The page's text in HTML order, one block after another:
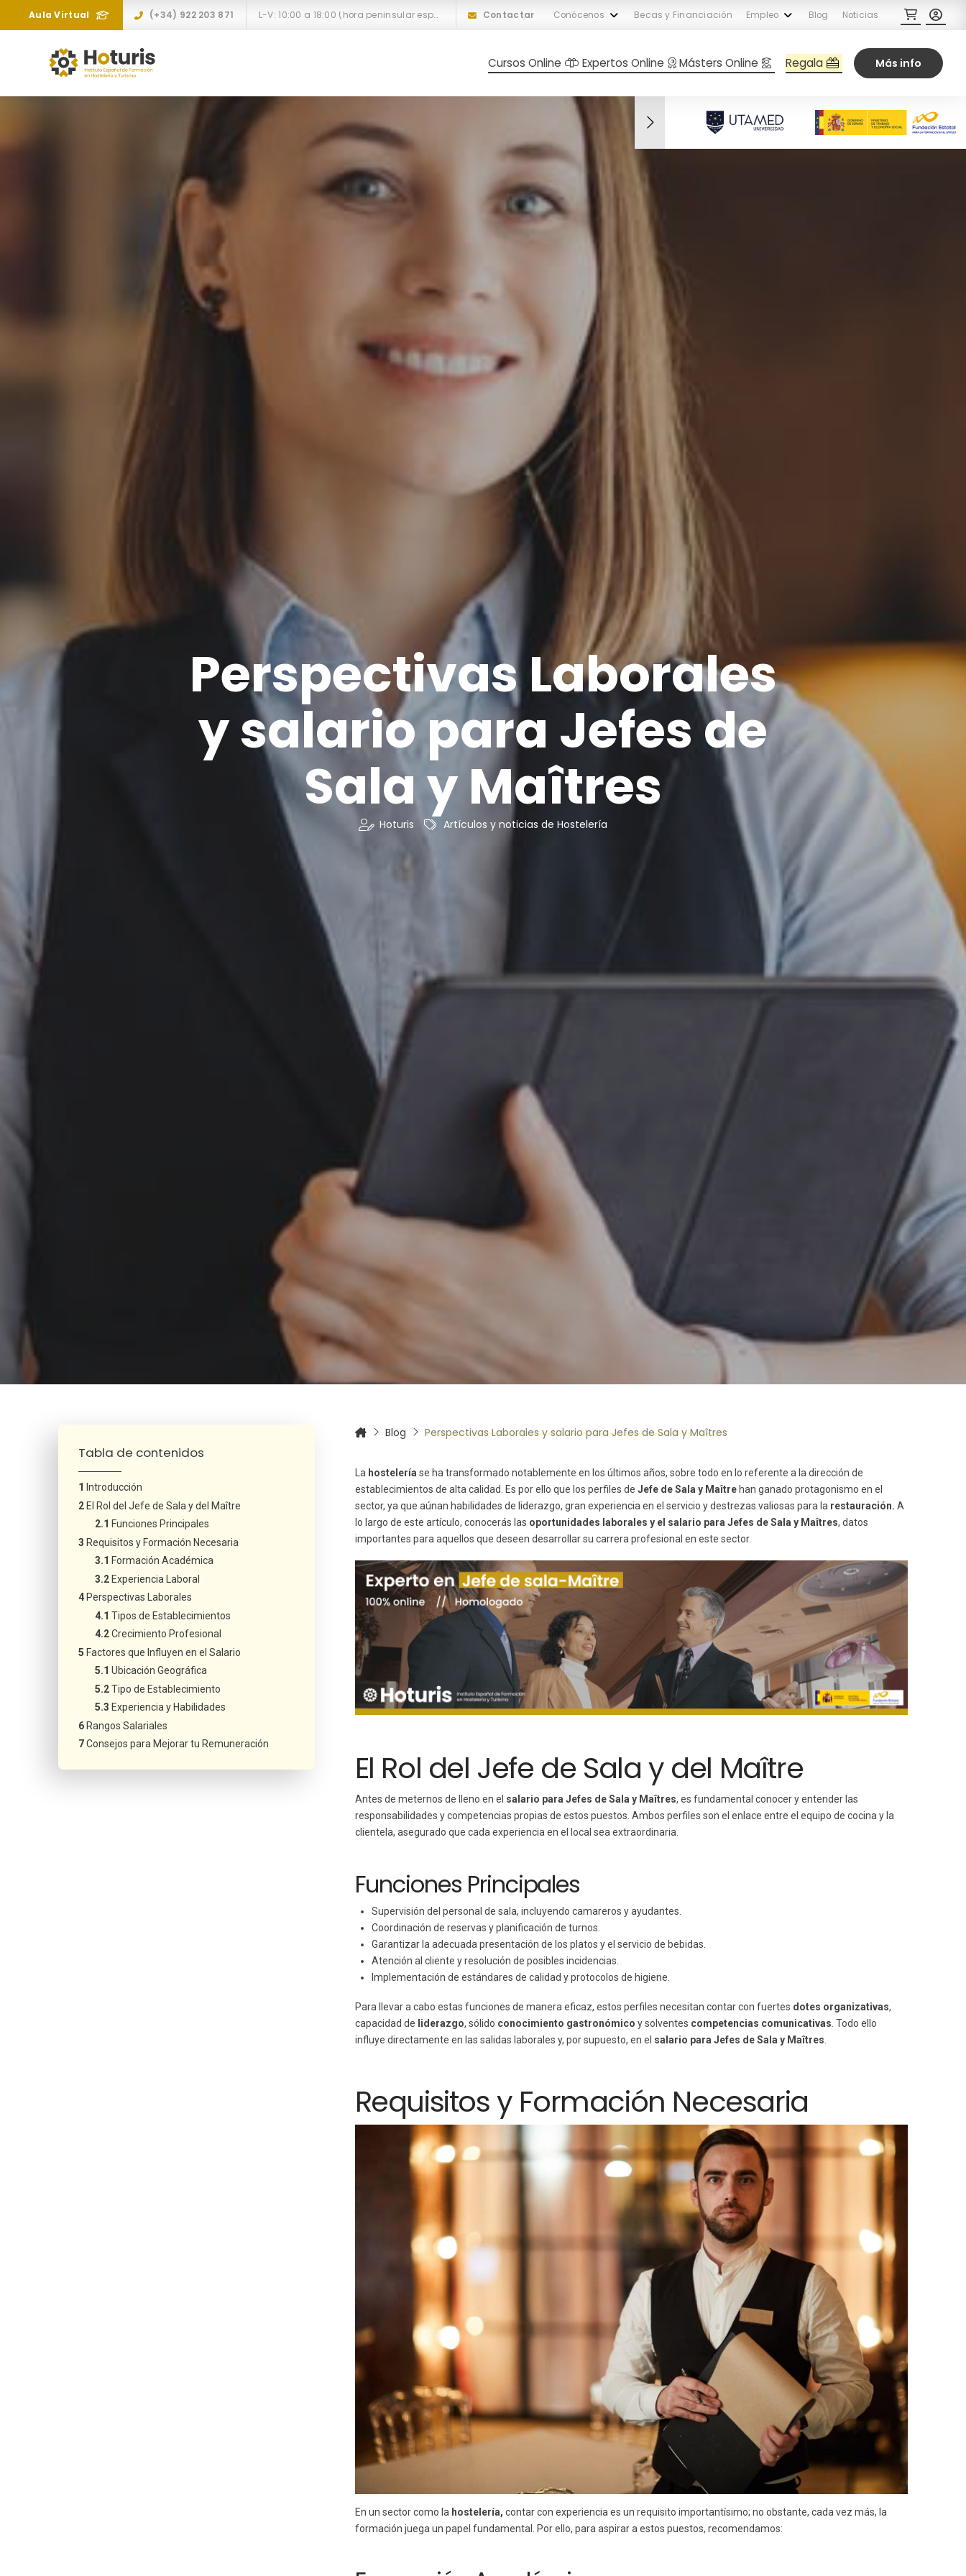
Aula Virtual (+34) 922 203 871 L-V: 10:00 a 18:00 (hora peninsular española) Contactar Conócenos Becas y Financiación Empleo Blog Noticias
Cursos Online Expertos Online Másters Online Regala Más info
Perspectivas Laborales
y salario para Jefes de
Sala y Maîtres
Hoturis Artículos y noticias de Hostelería
Tabla de contenidos
Introducción
El Rol del Jefe de Sala y del Maître
Funciones Principales
Requisitos y Formación Necesaria
Formación Académica
Experiencia Laboral
Perspectivas Laborales
Tipos de Establecimientos
Crecimiento Profesional
Factores que Influyen en el Salario
Ubicación Geográfica
Tipo de Establecimiento
Experiencia y Habilidades
Rangos Salariales
Consejos para Mejorar tu Remuneración
Blog Perspectivas Laborales y salario para Jefes de Sala y Maîtres
La hostelería se ha transformado notablemente en los últimos años, sobre todo en lo referente a la dirección de
establecimientos de alta calidad. Es por ello que los perfiles de Jefe de Sala y Maîtrehan ganado protagonismo en el
sector, ya que aúnan habilidades de liderazgo, gran experiencia en el servicio y destrezas valiosas para la restauración. A
lo largo de este artículo, conocerás las oportunidades laborales y el salario para Jefes de Sala y Maîtres, datos
importantes para aquellos que deseen desarrollar su carrera profesional en este sector.
El Rol del Jefe de Sala y del Maître
Antes de meternos de lleno en el salario para Jefes de Sala y Maîtres, es fundamental conocer y entender las
responsabilidades y competencias propias de estos puestos. Ambos perfiles son el enlace entre el equipo de cocina y la
clientela, asegurado que cada experiencia en el local sea extraordinaria.
Funciones Principales
Supervisión del personal de sala, incluyendo camareros y ayudantes.
Coordinación de reservas y planificación de turnos.
Garantizar la adecuada presentación de los platos y el servicio de bebidas.
Atención al cliente y resolución de posibles incidencias.
Implementación de estándares de calidad y protocolos de higiene.
Para llevar a cabo estas funciones de manera eficaz, estos perfiles necesitan contar con fuertes dotes organizativas,
capacidad de liderazgo, sólido conocimiento gastronómico y solventes competencias comunicativas. Todo ello
influye directamente en las salidas laborales y, por supuesto, en el salario para Jefes de Sala y Maîtres.
Requisitos y Formación Necesaria
En un sector como la hostelería, contar con experiencia es un requisito importantísimo; no obstante, cada vez más, la
formación juega un papel fundamental. Por ello, para aspirar a estos puestos, recomendamos: